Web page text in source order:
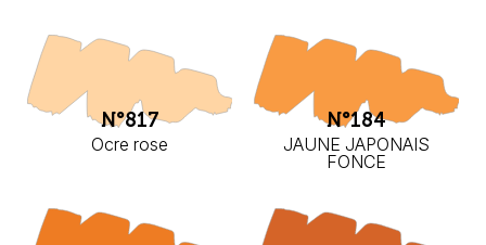
N°817
Ocre rose
N°184
JAUNE JAPONAIS
FONCE